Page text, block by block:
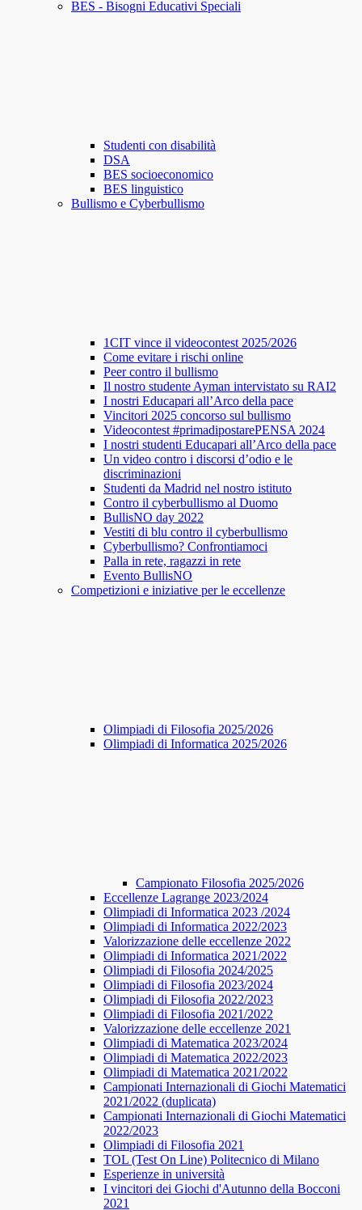
BES - Bisogni Educativi Speciali
Studenti con disabilità
DSA
BES socioeconomico
BES linguistico
Bullismo e Cyberbullismo
1CIT vince il videocontest 2025/2026
Come evitare i rischi online
Peer contro il bullismo
Il nostro studente Ayman intervistato su RAI2
I nostri Educapari all’Arco della pace
Vincitori 2025 concorso sul bullismo
Videocontest #primadipostarePENSA 2024
I nostri studenti Educapari all’Arco della pace
Un video contro i discorsi d’odio e le
discriminazioni
Studenti da Madrid nel nostro istituto
Contro il cyberbullismo al Duomo
BullisNO day 2022
Vestiti di blu contro il cyberbullismo
Cyberbullismo? Confrontiamoci
Palla in rete, ragazzi in rete
Evento BullisNO
Competizioni e iniziative per le eccellenze
Olimpiadi di Filosofia 2025/2026
Olimpiadi di Informatica 2025/2026
Campionato Filosofia 2025/2026
​​Eccellenze Lagrange 2023/2024
Olimpiadi di Informatica 2023 /2024
Olimpiadi di Informatica 2022/2023
Valorizzazione delle eccellenze 2022
Olimpiadi di Informatica 2021/2022
Olimpiadi di Filosofia 2024/2025
Olimpiadi di Filosofia 2023/2024
Olimpiadi di Filosofia 2022/2023
Olimpiadi di Filosofia 2021/2022
Valorizzazione delle eccellenze 2021
Olimpiadi di Matematica 2023/2024
Olimpiadi di Matematica 2022/2023
Olimpiadi di Matematica 2021/2022
Campionati Internazionali di Giochi Matematici
2021/2022 (duplicata)
Campionati Internazionali di Giochi Matematici
2022/2023
Olimpiadi di Filosofia 2021
TOL (Test On Line) Politecnico di Milano
Esperienze in università
I vincitori dei Giochi d'Autunno della Bocconi
2021